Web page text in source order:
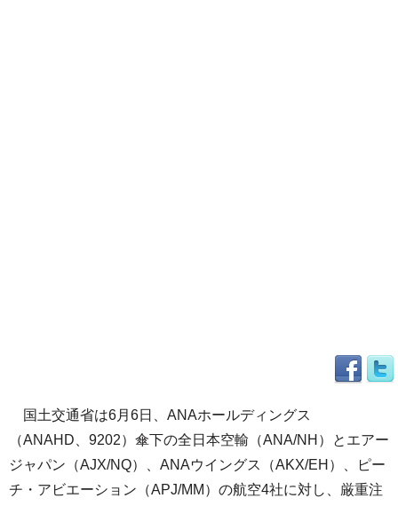
国土交通省は6月6日、ANAホールディングス
（ANAHD、9202）傘下の全日本空輸（ANA/NH）とエアー
ジャパン（AJX/NQ）、ANAウイングス（AKX/EH）、ピー
チ・アビエーション（APJ/MM）の航空4社に対し、厳重注